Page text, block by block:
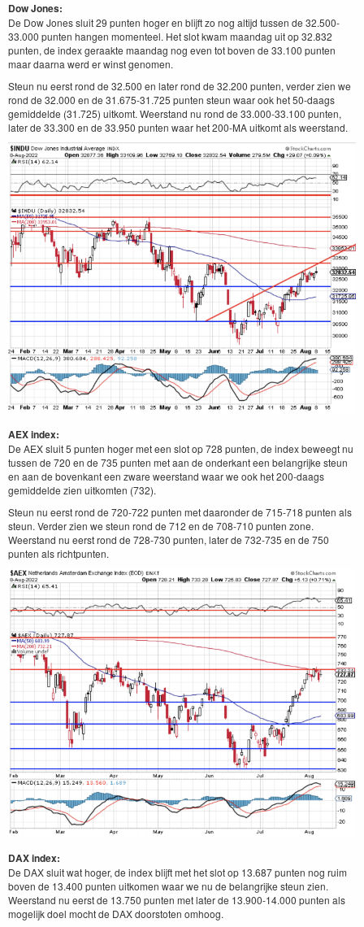
Dow Jones:
De Dow Jones sluit 29 punten hoger en blijft zo nog altijd tussen de 32.500-
33.000 punten hangen momenteel. Het slot kwam maandag uit op 32.832
punten, de index geraakte maandag nog even tot boven de 33.100 punten
maar daarna werd er winst genomen.
Steun nu eerst rond de 32.500 en later rond de 32.200 punten, verder zien we
rond de 32.000 en de 31.675-31.725 punten steun waar ook het 50-daags
gemiddelde (31.725) uitkomt. Weerstand nu rond de 33.000-33.100 punten,
later de 33.300 en de 33.950 punten waar het 200-MA uitkomt als weerstand.
AEX index:
De AEX sluit 5 punten hoger met een slot op 728 punten, de index beweegt nu
tussen de 720 en de 735 punten met aan de onderkant een belangrijke steun
en aan de bovenkant een zware weerstand waar we ook het 200-daags
gemiddelde zien uitkomten (732).
Steun nu eerst rond de 720-722 punten met daaronder de 715-718 punten als
steun. Verder zien we steun rond de 712 en de 708-710 punten zone.
Weerstand nu eerst rond de 728-730 punten, later de 732-735 en de 750
punten als richtpunten.
DAX index:
De DAX sluit wat hoger, de index blijft met het slot op 13.687 punten nog ruim
boven de 13.400 punten uitkomen waar we nu de belangrijke steun zien.
Weerstand nu eerst de 13.750 punten met later de 13.900-14.000 punten als
mogelijk doel mocht de DAX doorstoten omhoog.